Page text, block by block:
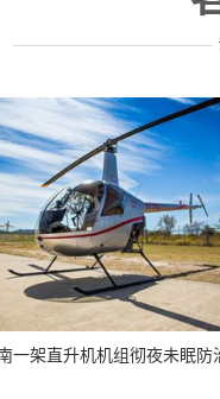
————————————